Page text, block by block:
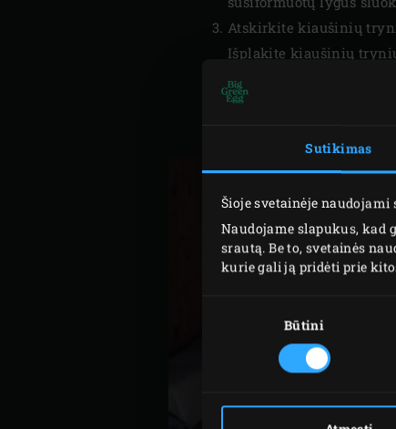
Sutikimas
Šioje svetainėje naudojami
Naudojame slapukus, kad
srautą. Be to, svetainės
kurie gali ją pridėti prie
pasirinkimasBūtini
Atskirkite kiaušinių
Išplakite kiaušinių
sultis, kondensuotą
pudra ir žiupsneliu